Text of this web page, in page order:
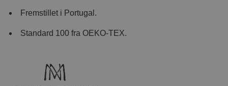
Fremstillet i Portugal.
Standard 100 fra OEKO-TEX.